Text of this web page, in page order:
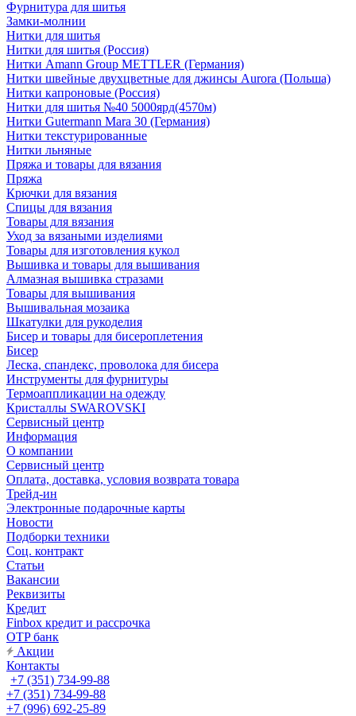
Фурнитура для шитья
Замки-молнии
Нитки для шитья
Нитки для шитья (Россия)
Нитки Amann Group METTLER (Германия)
Нитки швейные двухцветные для джинсы Aurora (Польша)
Нитки капроновые (Россия)
Нитки для шитья №40 5000ярд(4570м)
Нитки Gutermann Mara 30 (Германия)
Нитки текстурированные
Нитки льняные
Пряжа и товары для вязания
Пряжа
Крючки для вязания
Спицы для вязания
Товары для вязания
Уход за вязаными изделиями
Товары для изготовления кукол
Вышивка и товары для вышивания
Алмазная вышивка стразами
Товары для вышивания
Вышивальная мозаика
Шкатулки для рукоделия
Бисер и товары для бисероплетения
Бисер
Леска, спандекс, проволока для бисера
Инструменты для фурнитуры
Термоаппликации на одежду
Кристаллы SWAROVSKI
Сервисный центр
Информация
О компании
Сервисный центр
Оплата, доставка, условия возврата товара
Трейд-ин
Электронные подарочные карты
Новости
Подборки техники
Соц. контракт
Статьи
Вакансии
Реквизиты
Кредит
Finbox кредит и рассрочка
OTP банк
Акции
Контакты
+7 (351) 734-99-88
+7 (351) 734-99-88
+7 (996) 692-25-89